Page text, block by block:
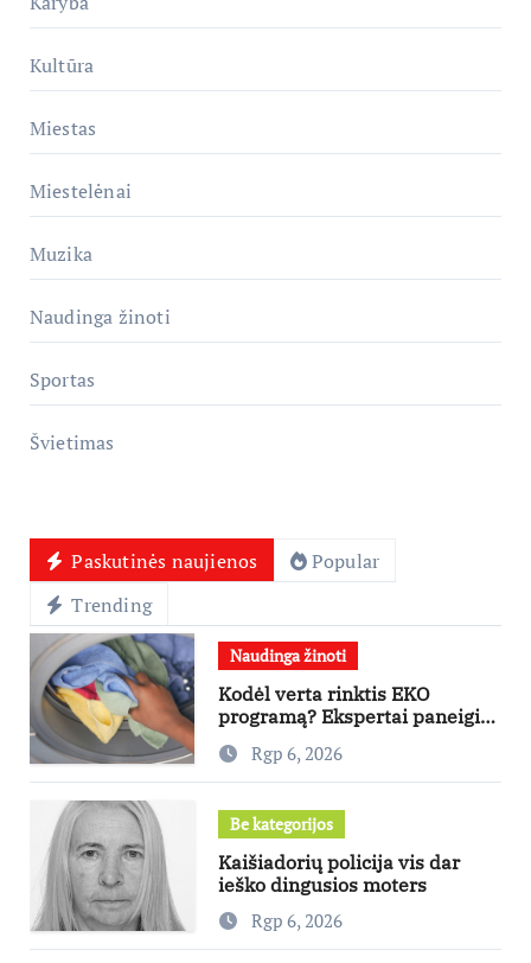
Kultūra
Miestas
Miestelėnai
Muzika
Naudinga žinoti
Sportas
Švietimas
Paskutinės naujienos
Popular
Trending
Naudinga žinoti
Kodėl verta rinktis EKO
programą? Ekspertai paneigia
dažniausius mitus
Rgp 6, 2026
Be kategorijos
Kaišiadorių policija vis dar
ieško dingusios moters
Rgp 6, 2026